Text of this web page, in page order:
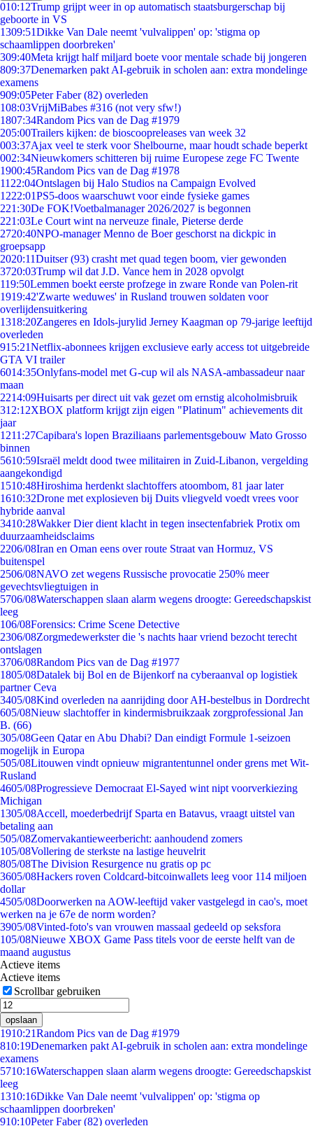
010:12Trump grijpt weer in op automatisch staatsburgerschap bij
geboorte in VS
1309:51Dikke Van Dale neemt 'vulvalippen' op: 'stigma op
schaamlippen doorbreken'
309:40Meta krijgt half miljard boete voor mentale schade bij jongeren
809:37Denemarken pakt AI-gebruik in scholen aan: extra mondelinge
examens
909:05Peter Faber (82) overleden
108:03VrijMiBabes #316 (not very sfw!)
1807:34Random Pics van de Dag #1979
205:00Trailers kijken: de bioscoopreleases van week 32
003:37Ajax veel te sterk voor Shelbourne, maar houdt schade beperkt
002:34Nieuwkomers schitteren bij ruime Europese zege FC Twente
1900:45Random Pics van de Dag #1978
11 22:04Ontslagen bij Halo Studios na Campaign Evolved
1222:01PS5-doos waarschuwt voor einde fysieke games
221:30De FOK!Voetbalmanager 2026/2027 is begonnen
221:03Le Court wint na nerveuze finale, Pieterse derde
2720:40NPO-manager Menno de Boer geschorst na dickpic in
groepsapp
2020:11Duitser (93) crasht met quad tegen boom, vier gewonden
3720:03Trump wil dat J.D. Vance hem in 2028 opvolgt
119:50Lemmen boekt eerste profzege in zware Ronde van Polen-rit
1919:42'Zwarte weduwes' in Rusland trouwen soldaten voor
overlijdensuitkering
1318:20Zangeres en Idols-jurylid Jerney Kaagman op 79-jarige leeftijd
overleden
915:21Netflix-abonnees krijgen exclusieve early access tot uitgebreide
GTA VI trailer
6014:35Onlyfans-model met G-cup wil als NASA-ambassadeur naar
maan
2214:09Huisarts per direct uit vak gezet om ernstig alcoholmisbruik
312:12XBOX platform krijgt zijn eigen "Platinum" achievements dit
jaar
1211:27Capibara's lopen Braziliaans parlementsgebouw Mato Grosso
binnen
5610:59Israël meldt dood twee militairen in Zuid-Libanon, vergelding
aangekondigd
1510:48Hiroshima herdenkt slachtoffers atoombom, 81 jaar later
1610:32Drone met explosieven bij Duits vliegveld voedt vrees voor
hybride aanval
3410:28Wakker Dier dient klacht in tegen insectenfabriek Protix om
duurzaamheidsclaims
2206/08Iran en Oman eens over route Straat van Hormuz, VS
buitenspel
2506/08NAVO zet wegens Russische provocatie 250% meer
gevechtsvliegtuigen in
5706/08Waterschappen slaan alarm wegens droogte: Gereedschapskist
leeg
106/08Forensics: Crime Scene Detective
2306/08Zorgmedewerkster die 's nachts haar vriend bezocht terecht
ontslagen
3706/08Random Pics van de Dag #1977
1805/08Datalek bij Bol en de Bijenkorf na cyberaanval op logistiek
partner Ceva
3405/08Kind overleden na aanrijding door AH-bestelbus in Dordrecht
605/08Nieuw slachtoffer in kindermisbruikzaak zorgprofessional Jan
B. (66)
305/08Geen Qatar en Abu Dhabi? Dan eindigt Formule 1-seizoen
mogelijk in Europa
505/08Litouwen vindt opnieuw migrantentunnel onder grens met Wit-
Rusland
4605/08Progressieve Democraat El-Sayed wint nipt voorverkiezing
Michigan
1305/08Accell, moederbedrijf Sparta en Batavus, vraagt uitstel van
betaling aan
505/08Zomervakantieweerbericht: aanhoudend zomers
105/08Vollering de sterkste na lastige heuvelrit
805/08The Division Resurgence nu gratis op pc
3605/08Hackers roven Coldcard-bitcoinwallets leeg voor 114 miljoen
dollar
4505/08Doorwerken na AOW-leeftijd vaker vastgelegd in cao's, moet
werken na je 67e de norm worden?
3905/08Vinted-foto's van vrouwen massaal gedeeld op seksfora
105/08Nieuwe XBOX Game Pass titels voor de eerste helft van de
maand augustus
Actieve items
Actieve items
Scrollbar gebruiken
opslaan
1910:21Random Pics van de Dag #1979
810:19Denemarken pakt AI-gebruik in scholen aan: extra mondelinge
examens
5710:16Waterschappen slaan alarm wegens droogte: Gereedschapskist
leeg
1310:16Dikke Van Dale neemt 'vulvalippen' op: 'stigma op
schaamlippen doorbreken'
910:10Peter Faber (82) overleden